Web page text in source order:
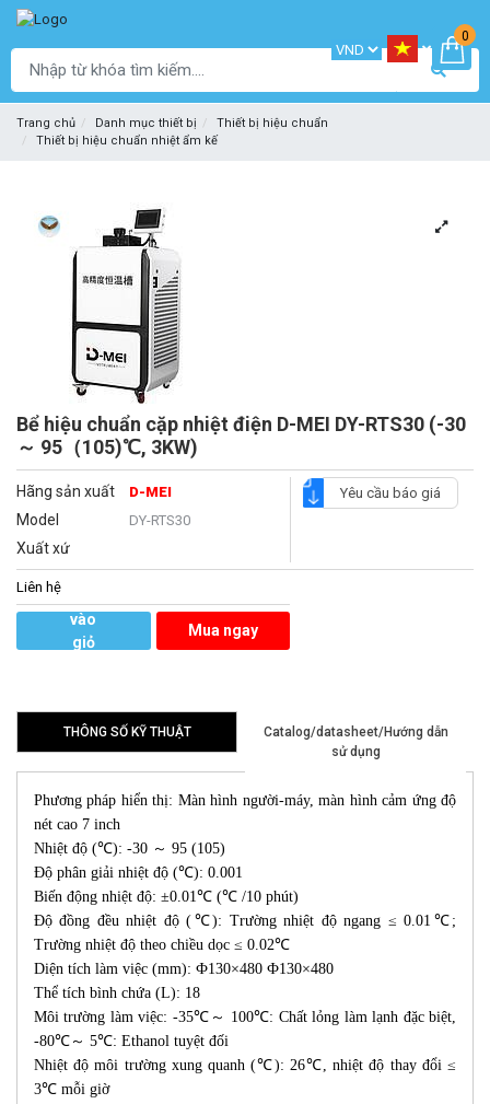
0
Trang chủ Danh mục thiết bị
Thiết bị hiệu chuẩn
Thiết bị hiệu chuẩn nhiệt ẩm kế
Bể hiệu chuẩn cặp nhiệt điện D-MEI DY-RTS30 (-30
～ 95（105)℃, 3KW)
Hãng sản xuất D-MEI
Model DY-RTS30
Xuất xứ
Yêu cầu báo giá
Liên hệ
vào
giỏ
Mua ngay
THÔNG SỐ KỸ THUẬT
Catalog/datasheet/Hướng dẫn
sử dụng
Phương pháp hiển thị: Màn hình người-máy, màn hình cảm ứng độ
nét cao 7 inch
Nhiệt độ (℃): -30 ～ 95 (105)
Độ phân giải nhiệt độ (℃): 0.001
Biến động nhiệt độ: ±0.01℃ (℃ /10 phút)
Độ đồng đều nhiệt độ (℃): Trường nhiệt độ ngang ≤ 0.01℃;
Trường nhiệt độ theo chiều dọc ≤ 0.02℃
Diện tích làm việc (mm): Ф130×480 Ф130×480
Thể tích bình chứa (L): 18
Môi trường làm việc: -35℃～ 100℃: Chất lỏng làm lạnh đặc biệt,
-80℃～ 5℃: Ethanol tuyệt đối
Nhiệt độ môi trường xung quanh (℃): 26℃, nhiệt độ thay đổi ≤
3℃ mỗi giờ